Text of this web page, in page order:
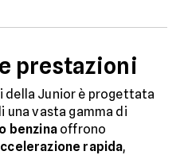
prestazioni
della Junior è progettata
una vasta gamma di
benzinaoffrono
rapida,